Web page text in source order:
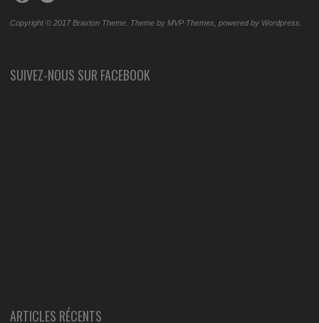
Copyright © 2017 Braxton Theme. Theme by MVP Themes, powered by Wordpress.
SUIVEZ-NOUS SUR FACEBOOK
ARTICLES RÉCENTS